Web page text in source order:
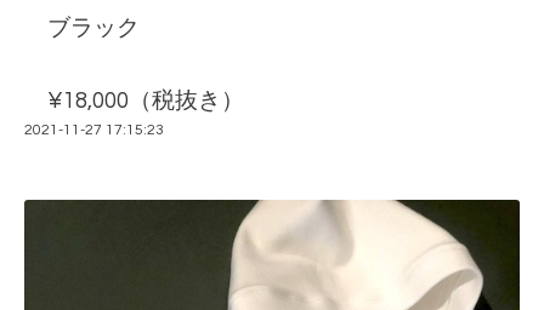
ブラック
¥18,000（税抜き）
2021-11-27 17:15:23